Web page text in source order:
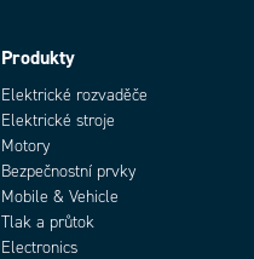
Produkty
Elektrické rozvaděče
Elektrické stroje
Motory
Bezpečnostní prvky
Mobile & Vehicle
Tlak a průtok
Electronics